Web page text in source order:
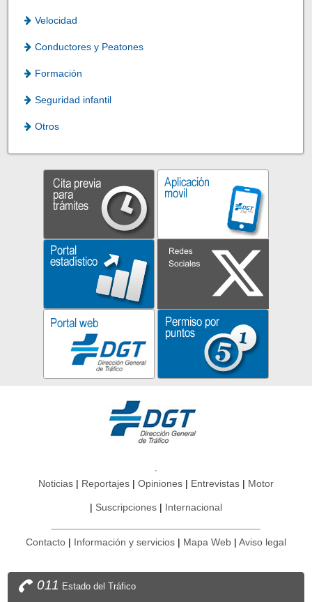
Velocidad
Conductores y Peatones
Formación
Seguridad infantil
Otros
Noticias Reportajes Opiniones Entrevistas Motor
Suscripciones Internacional
Contacto Información y servicios Mapa Web Aviso legal
011 Estado del Tráfico